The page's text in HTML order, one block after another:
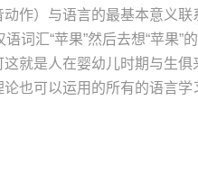
作）与语言的最基本意义联
词汇“苹果”然后去想“苹果”
就是人在婴幼儿时期与生
也可以运用的所有的语言学